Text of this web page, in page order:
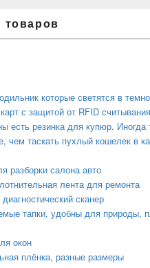
товаров
которые светятся в
с защитой от RFID
есть резинка для купюр. Иногда
чем таскать пухлый кошелек в
разборки салона авто
лента для ремонта
сканер
тапки, удобны для природы,
окон
плёнка, разные размеры